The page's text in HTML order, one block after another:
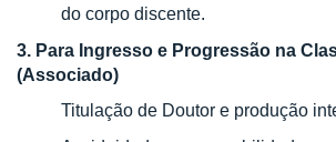
do corpo discente.
3. Para Ingresso e Progressão na
(Associado)
Titulação de Doutor e produção